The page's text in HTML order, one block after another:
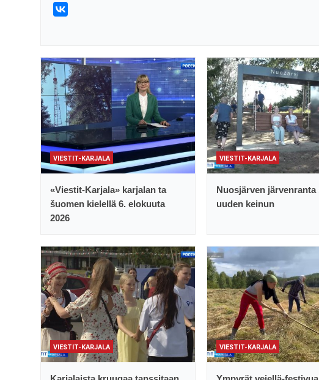
VIESTIT-KARJALA
«Viestit-Karjala» karjalan ta
šuomen kielellä 6. elokuuta
2026
VIESTIT-KARJALA
Nuosjärven järvenranta
uuden keinun
VIESTIT-KARJALA VIESTIT-KARJALA